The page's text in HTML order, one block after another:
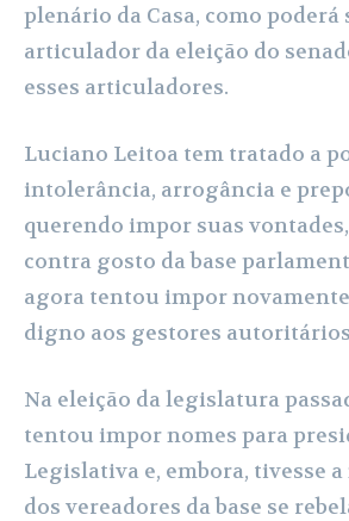
plenário da Casa, como poderá
articulador da eleição do
esses articuladores.
Luciano Leitoa tem tratado a
intolerância, arrogância e
querendo impor suas
contra gosto da base
agora tentou impor
digno aos gestores
Na eleição da legislatura
tentou impor nomes para
Legislativa e, embora, tivesse
dos vereadores da base se